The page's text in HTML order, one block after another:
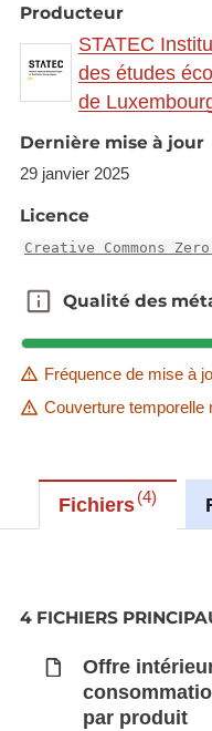
Synchronisé
données LUSTAT
Producteur
STATEC
des études
de
Dernière mise à jour
29 janvier 2025
Licence
Creative Commons
Qualité des
Qualité des
Fréquence de mise à
Couverture temporelle
Fichiers 4
4 FICHIERS
Offre
par produit